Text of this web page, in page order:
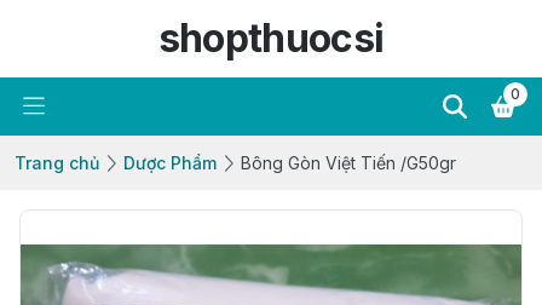
shopthuocsi
0
Trang chủ Dược Phẩm Bông Gòn Việt Tiến /G50gr